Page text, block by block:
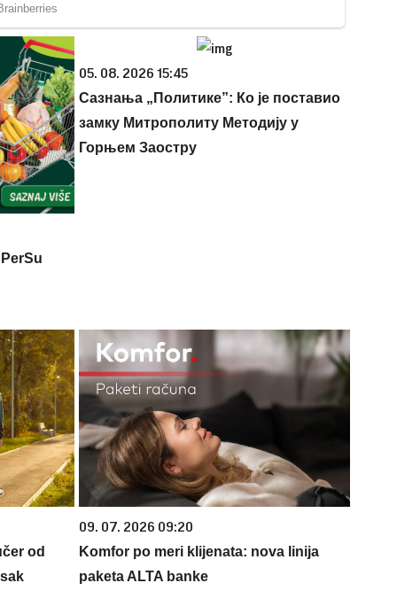
05. 08. 2026 15:45
Сазнања „Политике”: Ко је поставио
замку Митрополиту Методију у
Горњем Заостру
od
09. 07. 2026 09:20
Komfor po meri klijenata: nova linija
paketa ALTA banke